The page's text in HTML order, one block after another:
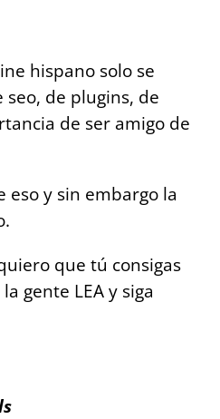
hispano solo se
de plugins, de
de ser amigo de
eso y sin embargo la
que tú consigas
gente LEA y siga